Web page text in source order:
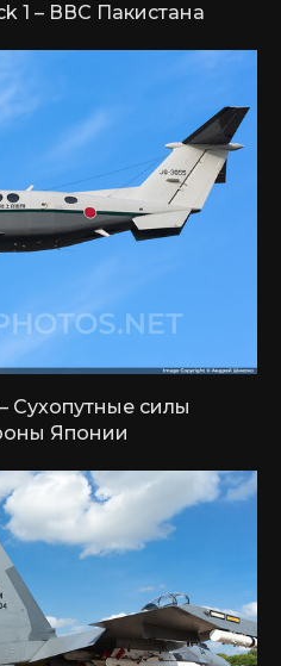
1 – ВВС Пакистана
Сухопутные силы
Японии